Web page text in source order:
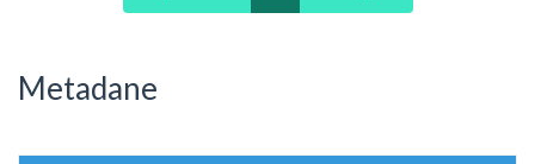
Metadane